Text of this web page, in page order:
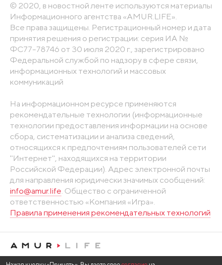
© 2020, в новостной ленте используются материалы
Информационного агентства «AMUR.LIFE».
Все права защищены. Регистрационный номер и дата
принятия решения о регистрации: серия ИА №
ФС77-78746 от 30 июля 2020 г., зарегистрировано
Федеральной службой по надзору в сфере связи,
информационных технологий и массовых
коммуникаций
На информационном ресурсе применяются
рекомендательные технологии (информационные
технологии предоставления информации на основе
сбора, систематизации и анализа сведений,
относящихся к предпочтениям пользователей сети
"Интернет", находящихся на территории
Российской Федерации). Адрес электронной почты
для направления юридически значимых сообщений:
info@amur.life. Общество с ограниченной
ответственностью «Компания «Игра».
Правила применения рекомендательных технологий